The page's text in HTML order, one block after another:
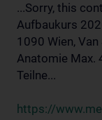
...Sorry, this
Aufbaukurs
1090 Wien,
Anatomie Max.
Teilne...
https://